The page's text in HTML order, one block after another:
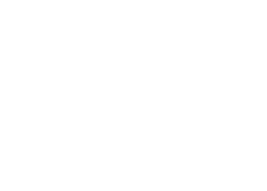
By
Suite A,
by using